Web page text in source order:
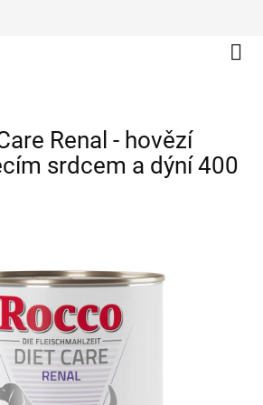
Renal - hovězí
srdcem a dýní 400